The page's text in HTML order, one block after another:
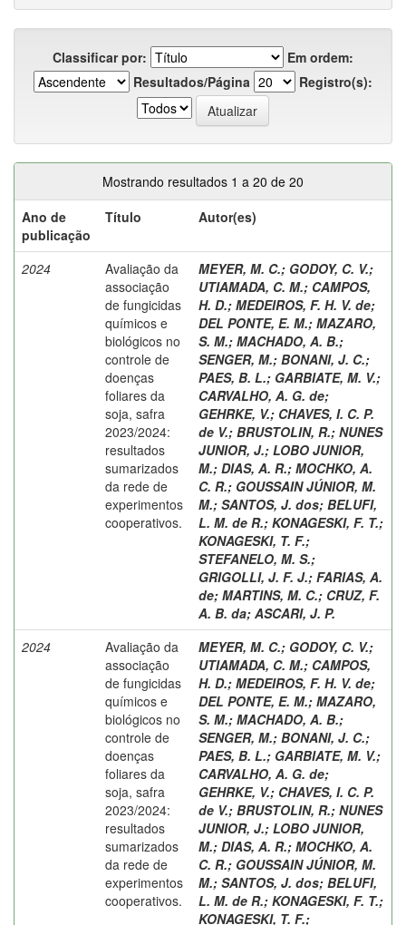
Classificar por:
Em ordem:
Resultados/Página
Registro(s):
Mostrando resultados 1 a 20 de 20
Ano de
publicação
Título Autor(es)
2024
Avaliação da
associação
de fungicidas
químicos e
biológicos no
controle de
doenças
foliares da
soja, safra
2023/2024:
resultados
sumarizados
da rede de
experimentos
cooperativos.
MEYER, M. C.; GODOY, C. V.;
UTIAMADA, C. M.; CAMPOS,
H. D.; MEDEIROS, F. H. V. de;
DEL PONTE, E. M.; MAZARO,
S. M.; MACHADO, A. B.;
SENGER, M.; BONANI, J. C.;
PAES, B. L.; GARBIATE, M. V.;
CARVALHO, A. G. de;
GEHRKE, V.; CHAVES, I. C. P.
de V.; BRUSTOLIN, R.; NUNES
JUNIOR, J.; LOBO JUNIOR,
M.; DIAS, A. R.; MOCHKO, A.
C. R.; GOUSSAIN JÚNIOR, M.
M.; SANTOS, J. dos; BELUFI,
L. M. de R.; KONAGESKI, F. T.;
KONAGESKI, T. F.;
STEFANELO, M. S.;
GRIGOLLI, J. F. J.; FARIAS, A.
de; MARTINS, M. C.; CRUZ, F.
A. B. da; ASCARI, J. P.
2024
Avaliação da
associação
de fungicidas
químicos e
biológicos no
controle de
doenças
foliares da
soja, safra
2023/2024:
resultados
sumarizados
da rede de
experimentos
cooperativos.
MEYER, M. C.; GODOY, C. V.;
UTIAMADA, C. M.; CAMPOS,
H. D.; MEDEIROS, F. H. V. de;
DEL PONTE, E. M.; MAZARO,
S. M.; MACHADO, A. B.;
SENGER, M.; BONANI, J. C.;
PAES, B. L.; GARBIATE, M. V.;
CARVALHO, A. G. de;
GEHRKE, V.; CHAVES, I. C. P.
de V.; BRUSTOLIN, R.; NUNES
JUNIOR, J.; LOBO JUNIOR,
M.; DIAS, A. R.; MOCHKO, A.
C. R.; GOUSSAIN JÚNIOR, M.
M.; SANTOS, J. dos; BELUFI,
L. M. de R.; KONAGESKI, F. T.;
KONAGESKI, T. F.;